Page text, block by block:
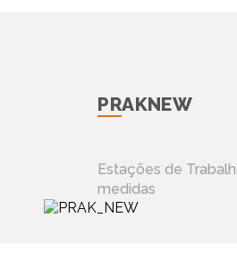
PRAKNEW
Estações de
medidas